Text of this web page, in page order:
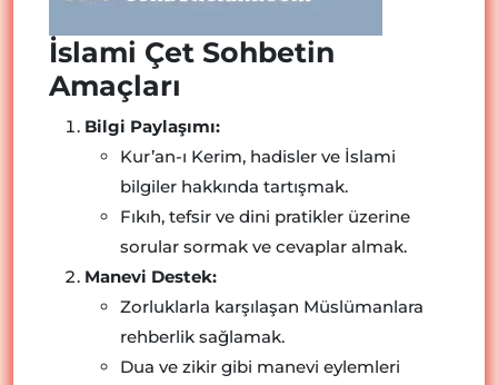
İslami Çet Sohbetin
Amaçları
Bilgi Paylaşımı:
Kur’an-ı Kerim, hadisler ve İslami
bilgiler hakkında tartışmak.
Fıkıh, tefsir ve dini pratikler üzerine
sorular sormak ve cevaplar almak.
Manevi Destek:
Zorluklarla karşılaşan Müslümanlara
rehberlik sağlamak.
Dua ve zikir gibi manevi eylemleri